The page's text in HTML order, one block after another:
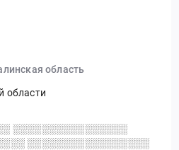
область
области
░░░░░░░░░░░░░░░░
░░░░░░░░░░░░░░░░░